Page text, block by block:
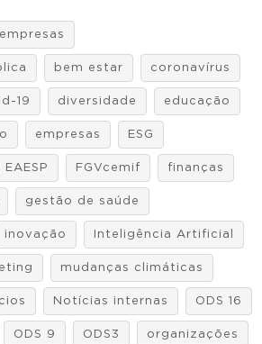
bem estar coronavírus
19 diversidade educação
empresas ESG
EAESP FGVcemif finanças
gestão de saúde
inovação Inteligência Artificial
mudanças climáticas
Notícias internas ODS 16
ODS 9 ODS3 organizações